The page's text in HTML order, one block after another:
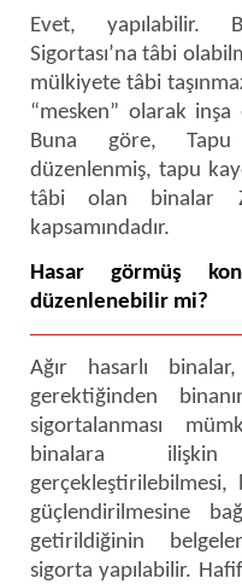
Evet, yapılabilir.
Sigortası’na tâbi
mülkiyete tâbi
“mesken” olarak inşa
Buna göre, Tapu
düzenlenmiş, tapu
tâbi olan binalar
kapsamındadır.
Hasar görmüş
düzenlenebilir mi?
Ağır hasarlı
gerektiğinden
sigortalanması
binalara
gerçekleştirilebilmesi,
güçlendirilmesine
getirildiğinin
sigorta yapılabilir.